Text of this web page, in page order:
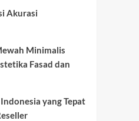
Akurasi
Minimalis
Fasad dan
yang Tepat